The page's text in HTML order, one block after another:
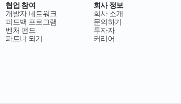
협업 참여
개발자 네트워크
피드백 프로그램
벤처 펀드
파트너 되기
회사 정보
회사 소개
문의하기
투자자
커리어